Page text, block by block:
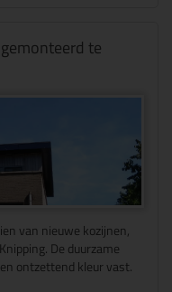
te
van nieuwe kozijnen,
De duurzame
ontzettend kleur vast.